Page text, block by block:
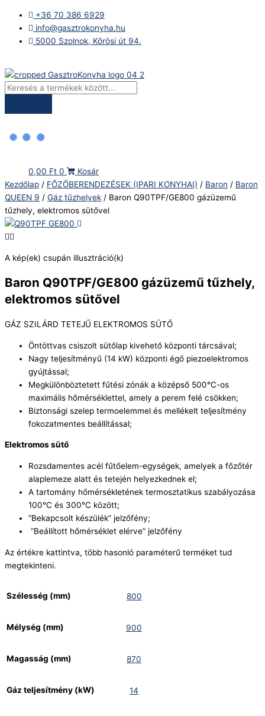
content
+36 70 386 6929
info@gasztrokonyha.hu
5000 Szolnok, Kőrösi út 94.
search
0,00 Ft 0
Kosár
Kezdőlap / FŐZŐBERENDEZÉSEK (IPARI KONYHAI) / Baron / Baron
QUEEN 9 / Gáz tűzhelyek / Baron Q90TPF/GE800 gázüzemű
tűzhely, elektromos sütővel
A kép(ek) csupán illusztráció(k)
Baron Q90TPF/GE800 gázüzemű tűzhely,
elektromos sütővel
GÁZ SZILÁRD TETEJŰ ELEKTROMOS SÜTŐ
Öntöttvas csiszolt sütőlap kivehető központi tárcsával;
Nagy teljesítményű (14 kW) központi égő piezoelektromos
gyújtással;
Megkülönböztetett fűtési zónák a középső 500°C-os
maximális hőmérséklettel, amely a perem felé csökken;
Biztonsági szelep termoelemmel és mellékelt teljesítmény
fokozatmentes beállítással;
Elektromos sütő
Rozsdamentes acél fűtőelem-egységek, amelyek a főzőtér
alaplemeze alatt és tetején helyezkednek el;
A tartomány hőmérsékletének termosztatikus szabályozása
100°C és 300°C között;
“Bekapcsolt készülék” jelzőfény;
“Beállított hőmérséklet elérve” jelzőfény
Az értékre kattintva, több hasonló paraméterű terméket tud
megtekinteni.
Szélesség (mm) 800
Mélység (mm) 900
Magasság (mm) 870
Gáz teljesítmény (kW) 14
Q90TPF/GE800
gázüzemű
tűzhely,
sütővel
mennyiség